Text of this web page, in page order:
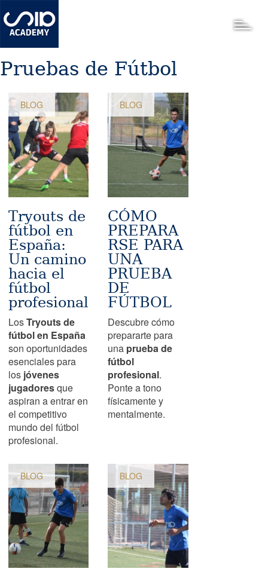
al
contenido
Pruebas de Fútbol
BLOG
Tryouts de
fútbol en
España:
Un camino
hacia el
fútbol
profesional
LosTryouts de
fútbol en España
son oportunidades
esenciales para
los jóvenes
jugadoresque
aspiran a entrar en
el competitivo
mundo del fútbol
profesional.
BLOG
CÓMO
PREPARA
RSE PARA
UNA
PRUEBA
DE
FÚTBOL
Descubre cómo
prepararte para
una prueba de
fútbol
profesional.
Ponte a tono
físicamente y
mentalmente.
BLOG BLOG